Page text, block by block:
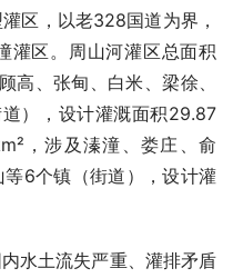
区，以老328国道为界，
灌区。周山河灌区总面积
高、张甸、白米、梁徐、
），设计灌溉面积29.87
，涉及溱潼、娄庄、俞
6个镇（街道），设计灌
水土流失严重、灌排矛盾